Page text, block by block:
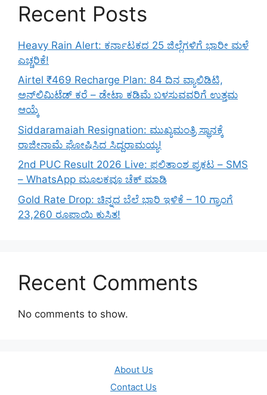
Recent Posts
Heavy Rain Alert: ಕರ್ನಾಟಕದ 25 ಜಿಲ್ಲೆಗಳಿಗೆ ಭಾರೀ ಮಳೆ
ಎಚ್ಚರಿಕೆ!
Airtel ₹469 Recharge Plan: 84 ದಿನ ವ್ಯಾಲಿಡಿಟಿ,
ಅನ್‌ಲಿಮಿಟೆಡ್ ಕರೆ – ಡೇಟಾ ಕಡಿಮೆ ಬಳಸುವವರಿಗೆ ಉತ್ತಮ
ಆಯ್ಕೆ
Siddaramaiah Resignation: ಮುಖ್ಯಮಂತ್ರಿ ಸ್ಥಾನಕ್ಕೆ
ರಾಜೀನಾಮೆ ಘೋಷಿಸಿದ ಸಿದ್ದರಾಮಯ್ಯ!
2nd PUC Result 2026 Live: ಫಲಿತಾಂಶ ಪ್ರಕಟ – SMS
– WhatsApp ಮೂಲಕವೂ ಚೆಕ್ ಮಾಡಿ
Gold Rate Drop: ಚಿನ್ನದ ಬೆಲೆ ಭಾರಿ ಇಳಿಕೆ – 10 ಗ್ರಾಂಗೆ
23,260 ರೂಪಾಯಿ ಕುಸಿತ!
Recent Comments
No comments to show.
About Us
Contact Us